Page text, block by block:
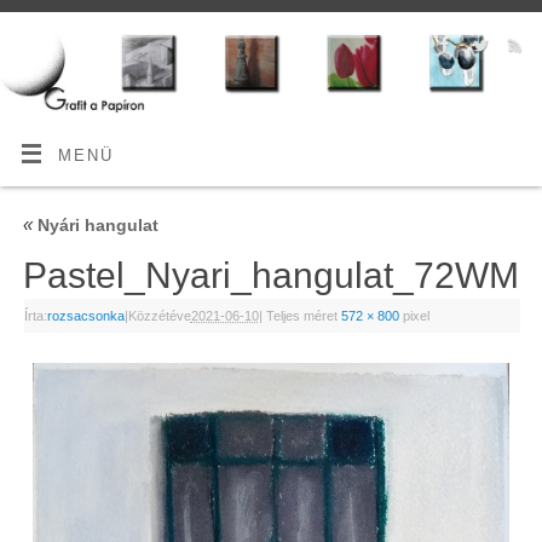
MENÜ
«Nyári hangulat
Pastel_Nyari_hangulat_72WM
Írta:rozsacsonka|Közzétéve2021-06-10| Teljes méret 572 × 800pixel